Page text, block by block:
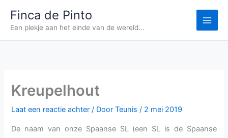
naar
inhoud
Finca de Pinto
Een plekje aan het einde van de wereld...
Kreupelhout
Laat een reactie achter / DoorTeunis/ 2 mei 2019
De naam van onze Spaanse SL (een SL is de Spaanse